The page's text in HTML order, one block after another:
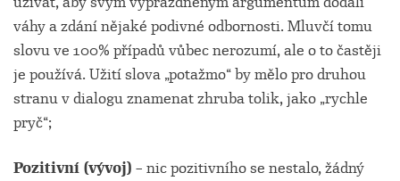
váhy a zdání nějaké podivné odbornosti. Mluvčí tomu
slovu ve 100% případů vůbec nerozumí, ale o to častěji
je používá. Užití slova „potažmo“ by mělo pro druhou
stranu v dialogu znamenat zhruba tolik, jako „rychle
pryč“;
Pozitivní (vývoj) – nic pozitivního se nestalo, žádný